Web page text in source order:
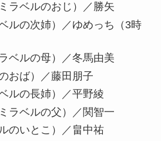
ラベルのおじ）／勝矢
ルの次姉）／ゆめっち（3時
ベルの母）／冬馬由美
おば）／藤田朋子
ルの長姉）／平野綾
ラベルの父）／関智一
のいとこ）／畠中祐